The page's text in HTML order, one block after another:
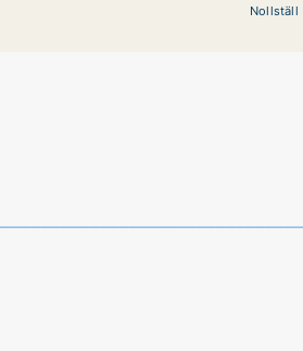
Nollställ